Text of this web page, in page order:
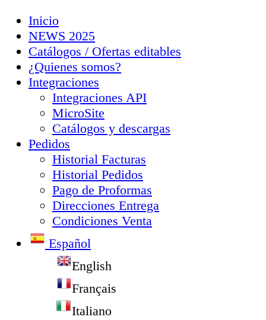
Inicio
NEWS 2025
Catálogos / Ofertas editables
¿Quienes somos?
Integraciones
Integraciones API
MicroSite
Catálogos y descargas
Pedidos
Historial Facturas
Historial Pedidos
Pago de Proformas
Direcciones Entrega
Condiciones Venta
Español
English
Français
Italiano